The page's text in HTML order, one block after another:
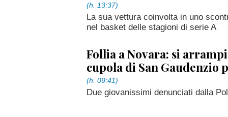
(h. 13:37)
La sua vettura coinvolta in uno
nel basket delle stagioni di serie A
Follia a Novara: si
cupola di San Gaudenzio
(h. 09:41)
Due giovanissimi denunciati dalla